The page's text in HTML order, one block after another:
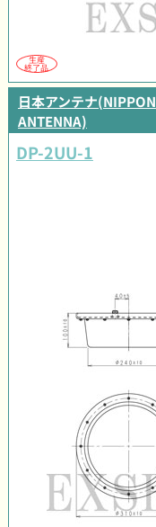
生産
終了品
日本アンテナ(NIPPON
ANTENNA)
DP-2UU-1